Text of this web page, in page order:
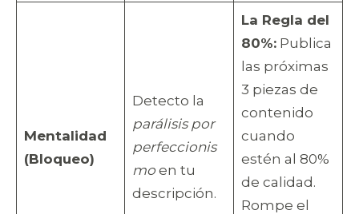
Mentalidad
(Bloqueo)
Detecto la
parálisis por
perfeccionis
moen tu
descripción.
La Regla del
80%:Publica
las próximas
3 piezas de
contenido
cuando
estén al 80%
de calidad.
Rompe el